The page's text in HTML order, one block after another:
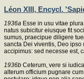
Léon XIII, Encycl.
1936a Esse in usu vitae
natus subicitur eiusque fit
sumus, praecipue diligere
sancta Dei viventis, Deo
accipimus: sed necesse est,
1936b Ceterum, vere si
alterum officium pugnare